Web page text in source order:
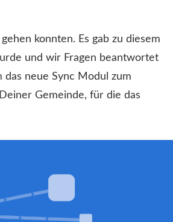
konnten. Es gab zu diesem
und wir Fragen beantwortet
neue Sync Modul zum
Gemeinde, für die das